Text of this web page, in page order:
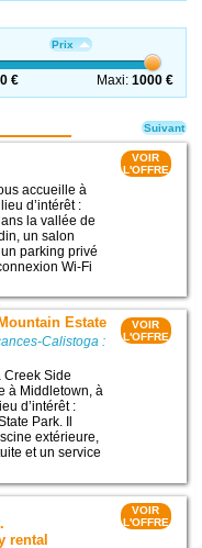
Prix
0 € Maxi: 1000 €
accueille à
d’intérêt :
la vallée de
un salon
parking privé
Wi-Fi
VOIR
L'OFFRE
Estate
Calistoga :
Creek Side
à Middletown, à
d’intérêt :
Park. Il
extérieure,
et un service
VOIR
L'OFFRE
rental
VOIR
L'OFFRE
Suivant